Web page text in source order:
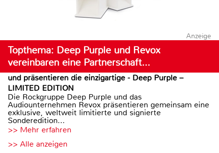
Anzeige
Topthema: Deep Purple und Revox
vereinbaren eine Partnerschaft…
und präsentieren die einzigartige - Deep Purple –
LIMITED EDITION
Die Rockgruppe Deep Purple und das
Audiounternehmen Revox präsentieren gemeinsam eine
exklusive, weltweit limitierte und signierte
Sonderedition...
>> Mehr erfahren
>> Alle anzeigen